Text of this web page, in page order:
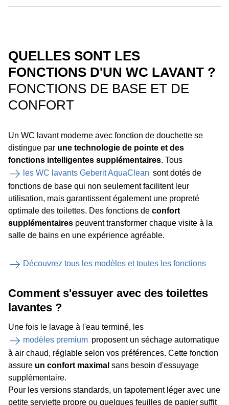
QUELLES SONT LES
FONCTIONS D'UN WC LAVANT ?
FONCTIONS DE BASE ET DE
CONFORT
Un WC lavant moderne avec fonction de douchette se
distingue par une technologie de pointe et des
fonctions intelligentes supplémentaires. Tous
les WC lavants Geberit AquaClean sont dotés de
fonctions de base qui non seulement facilitent leur
utilisation, mais garantissent également une propreté
optimale des toilettes. Des fonctions de confort
supplémentaires peuvent transformer chaque visite à la
salle de bains en une expérience agréable.
Découvrez tous les modèles et toutes les fonctions
Comment s'essuyer avec des toilettes
lavantes ?
Une fois le lavage à l'eau terminé, les
modèles premium proposent un séchage automatique
à air chaud, réglable selon vos préférences. Cette fonction
assure un confort maximal sans besoin d'essuyage
supplémentaire.
Pour les versions standards, un tapotement léger avec une
petite serviette propre ou quelques feuilles de papier suffit